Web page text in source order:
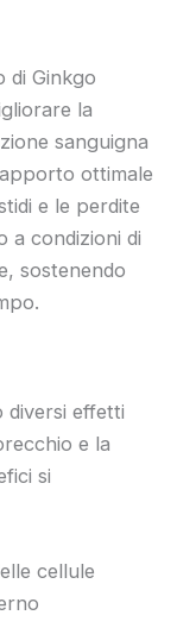
di Ginkgo
la
sanguigna
ottimale
e le perdite
a condizioni di
sostenendo
diversi effetti
e la
si
cellule